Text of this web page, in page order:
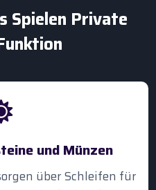
Spielen Private
und Münzen
über Schleifen für